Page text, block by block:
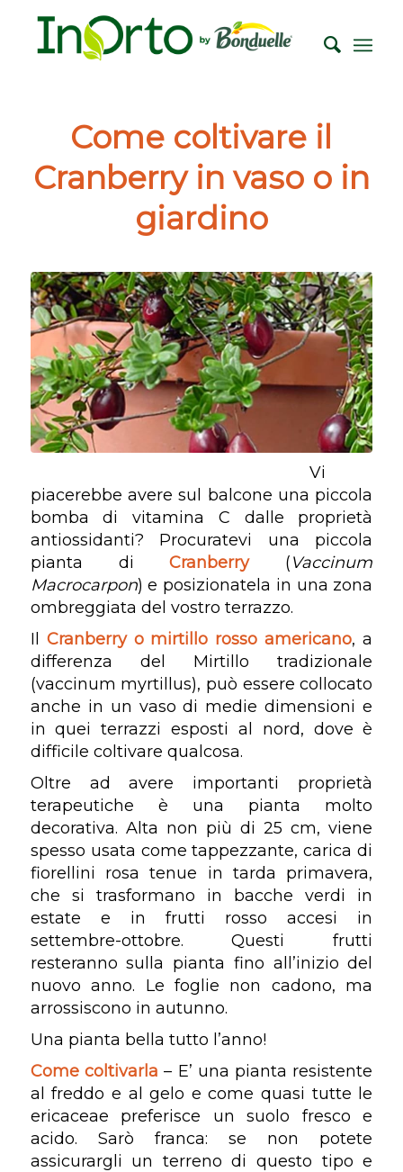
Come coltivare il
Cranberry in vaso o in
giardino
Vi
piacerebbe avere sul balcone una piccola
bomba di vitamina C dalle proprietà
antiossidanti? Procuratevi una piccola
pianta di Cranberry (Vaccinum
Macrocarpon) e posizionatela in una zona
ombreggiata del vostro terrazzo.
Il Cranberry o mirtillo rosso americano, a
differenza del Mirtillo tradizionale
(vaccinum myrtillus), può essere collocato
anche in un vaso di medie dimensioni e
in quei terrazzi esposti al nord, dove è
difficile coltivare qualcosa.
Oltre ad avere importanti proprietà
terapeutiche è una pianta molto
decorativa. Alta non più di 25 cm, viene
spesso usata come tappezzante, carica di
fiorellini rosa tenue in tarda primavera,
che si trasformano in bacche verdi in
estate e in frutti rosso accesi in
settembre-ottobre. Questi frutti
resteranno sulla pianta fino all’inizio del
nuovo anno. Le foglie non cadono, ma
arrossiscono in autunno.
Una pianta bella tutto l’anno!
Come coltivarla – E’ una pianta resistente
al freddo e al gelo e come quasi tutte le
ericaceae preferisce un suolo fresco e
acido. Sarò franca: se non potete
assicurargli un terreno di questo tipo e